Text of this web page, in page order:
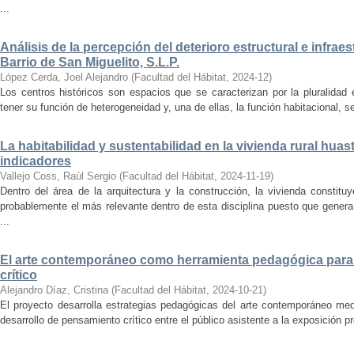
...
Análisis de la percepción del deterioro estructural e
Barrio de San Miguelito, S.L.P.
López Cerda, Joel Alejandro (Facultad del Hábitat, 2024-12)
Los centros históricos son espacios que se caracterizan por la
tener su función de heterogeneidad y, una de ellas, la función habitacional,
La habitabilidad y sustentabilidad en la vivienda rural
indicadores
Vallejo Coss, Raúl Sergio (Facultad del Hábitat, 2024-11-19)
Dentro del área de la arquitectura y la construcción, la vivienda
probablemente el más relevante dentro de esta disciplina puesto que
...
El arte contemporáneo como herramienta pedagógica
crítico
Alejandro Díaz, Cristina (Facultad del Hábitat, 2024-10-21)
El proyecto desarrolla estrategias pedagógicas del arte contemporáneo
desarrollo de pensamiento crítico entre el público asistente a la exposición